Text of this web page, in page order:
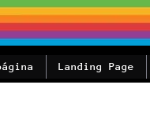
Landing Page